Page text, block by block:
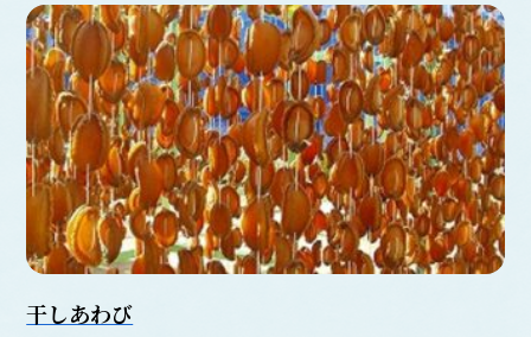
干しあわび